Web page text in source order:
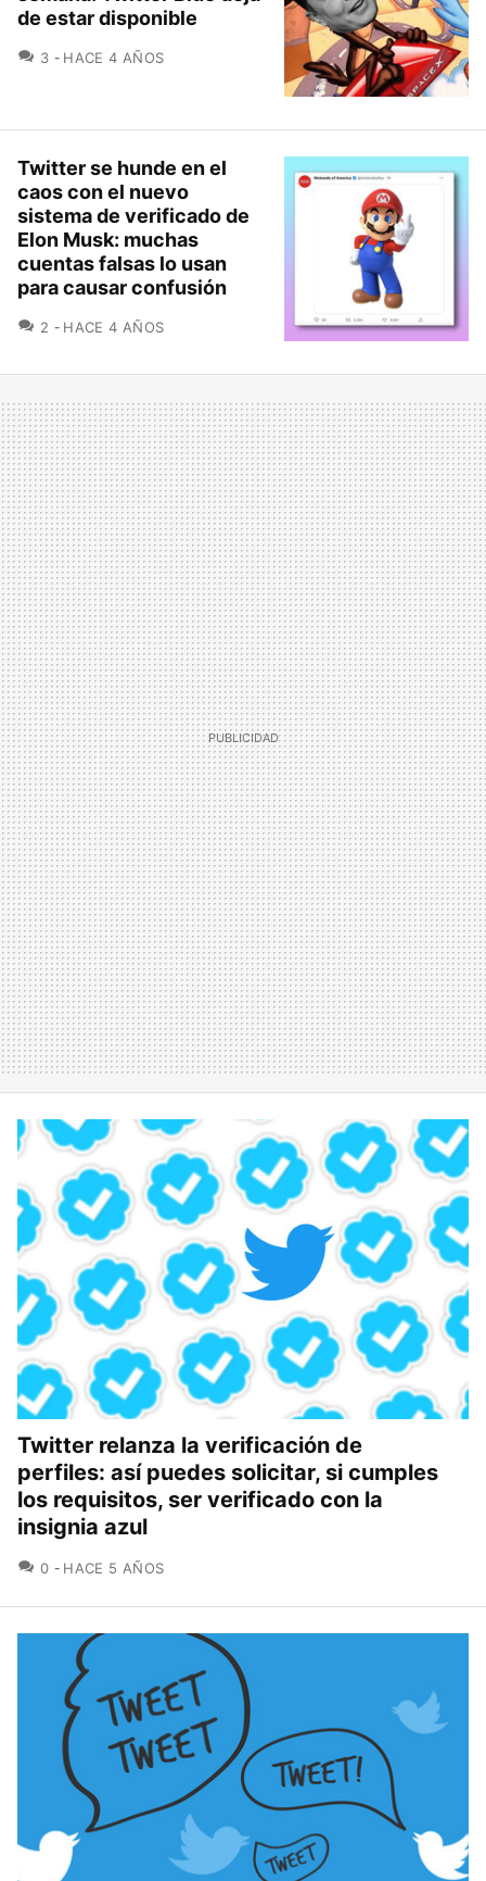
de estar disponible
3 COMENTARIOS
HACE 4 AÑOS
Twitter se hunde en el
caos con el nuevo
sistema de verificado de
Elon Musk: muchas
cuentas falsas lo usan
para causar confusión
2 COMENTARIOS
HACE 4 AÑOS
Twitter relanza la verificación de
perfiles: así puedes solicitar, si cumples
los requisitos, ser verificado con la
insignia azul
0 COMENTARIOS
HACE 5 AÑOS